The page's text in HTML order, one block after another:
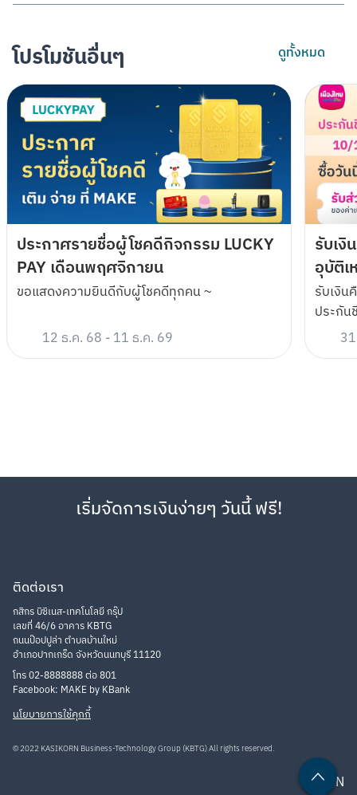
อิเล็กทรอนิกส์ (K-eSavings) และได้กรอกรหัสแนะนำผ่านแอปพลิเคชัน
MAKE by KBank เท่านั้น
ระยะเวลาส่งเสริมการขาย: ตั้งแต่วันที่ 1 พฤศจิกายน 2565 ถึงวันที่ 31
ธันวาคม 2565
ลูกค้าจะได้รับ E-Voucher WeTV VIP ฟรี 30 วัน ผ่านทางแถบ
Notification บนแอปพลิเคชัน MAKE by KBank เมื่อทำครบเงื่อนไข
ดังนี้
เปิดบัญชีเงินฝากออมทรัพย์อิเล็กทรอนิกส์ (K-eSavings) ผ่าน
แอปพลิเคชัน MAKE by KBank โดยกรอกรหัสแนะนำ CS9556 ใน
ขั้นตอนเปิดบัญชี
ลูกค้าทำภารกิจที่ 1 และ 2 ในแอปพลิเคชัน MAKE หลังทำการกรอก
รหัสแนะนำสำเร็จ ภายในระยะเวลาส่งเสริมการขาย ดังนี้
ภารกิจที่ 1 : ทำธุรกรรมย้ายเงินเข้า Cloud Pocket ของตนเอง ด้วย
วิธีย้ายเงินจาก cashbox เข้า Cloud Pocket ของตนเอง หรือ ย้าย
เงิน/โอนเงินออกระหว่าง Cloud Pocket ของตนเอง เป็นจำนวนเงิน
ขั้นต่ำ 200 บาท ต่อครั้ง อย่างน้อย 1 ครั้ง และ
ภารกิจที่ 2 : ทำธุรกรรมโอนเงินออกจาก Cloud Pocket ใดก็ได้ของ
ภารกิจนี้)
ลูกค้าต้องไม่ปิดบัญชีเงินฝากออมทรัพย์อิเล็กทรอนิกส์ (K-eSavings)
ดังกล่าวภายใน 14 วันทำการ นับแต่วันที่สิ้นสุดระยะเวลาส่งเสริมการ
เท่าเงิน 219 บาท คิดคำนวณเทียบเท่ากับอัตราดอกเบี้ยร้อยละ 1 ต่อปี
จากยอดเงินฝาก 21,900 บาท ที่ฝากเป็นระยะเวลา 1 ปี
ขอสงวนสิทธิ์ในการใช้ E-Voucher WeTV VIP 30 วัน สำหรับผู้ใช้งาน
ในประเทศไทยเท่านั้น
รหัส E-Voucher WeTV ที่ได้จากการเข้าร่วมกิจกรรมทางการตลาดใน
ทุกๆ ช่องทางโปรโมชั่นในทุกแพลตฟอร์มสามารถใช้ได้ไม่เกิน 2 ครั้งต่อ
สัปดาห์และไม่เกิน 4 ครั้งต่อเดือน และการจำกัดสิทธิ์ในการรับรหัสให้
เป็นไปตามเงื่อนไขกิจกรรมกำหนด
ทำลาย จะไม่สามารถทดแทนหรือออกรหัสใหม่ได้และไม่สามารถใช้ได้หลัง
โปรโมชันอื่นๆ ดูทั้งหมด
ประกาศรายชื่อผู้โชคดีกิจกรรม LUCKY
PAY เดือนพฤศจิกายน
ขอแสดงความยินดีกับผู้โชคดีทุกคน ~
12 ธ.ค. 68 -11 ธ.ค. 69
รับเงิ
อุบัติ
รับเงิน
ประกัน
ติดต่อเรา
กสิกร บิซิเนส-เทคโนโลยี กรุ๊ป
เลขที่ 46/6 อาคาร KBTG
ถนนป๊อปปูล่า ตำบลบ้านใหม่
อำเภอปากเกร็ด จังหวัดนนทบุรี 11120
โทร 02-8888888 ต่อ 801
Facebook: MAKE by KBank
นโยบายการใช้คุกกี้
เริ่มจัดการเงินง่ายๆ วันนี้ ฟรี!
© 2022 KASIKORN Business-Technology Group (KBTG) All rights reserved.
TH EN